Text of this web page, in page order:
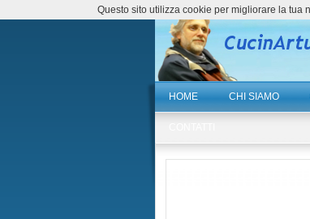
HOME CHI SIAMO
Questo sito utilizza cookie per migliorare la